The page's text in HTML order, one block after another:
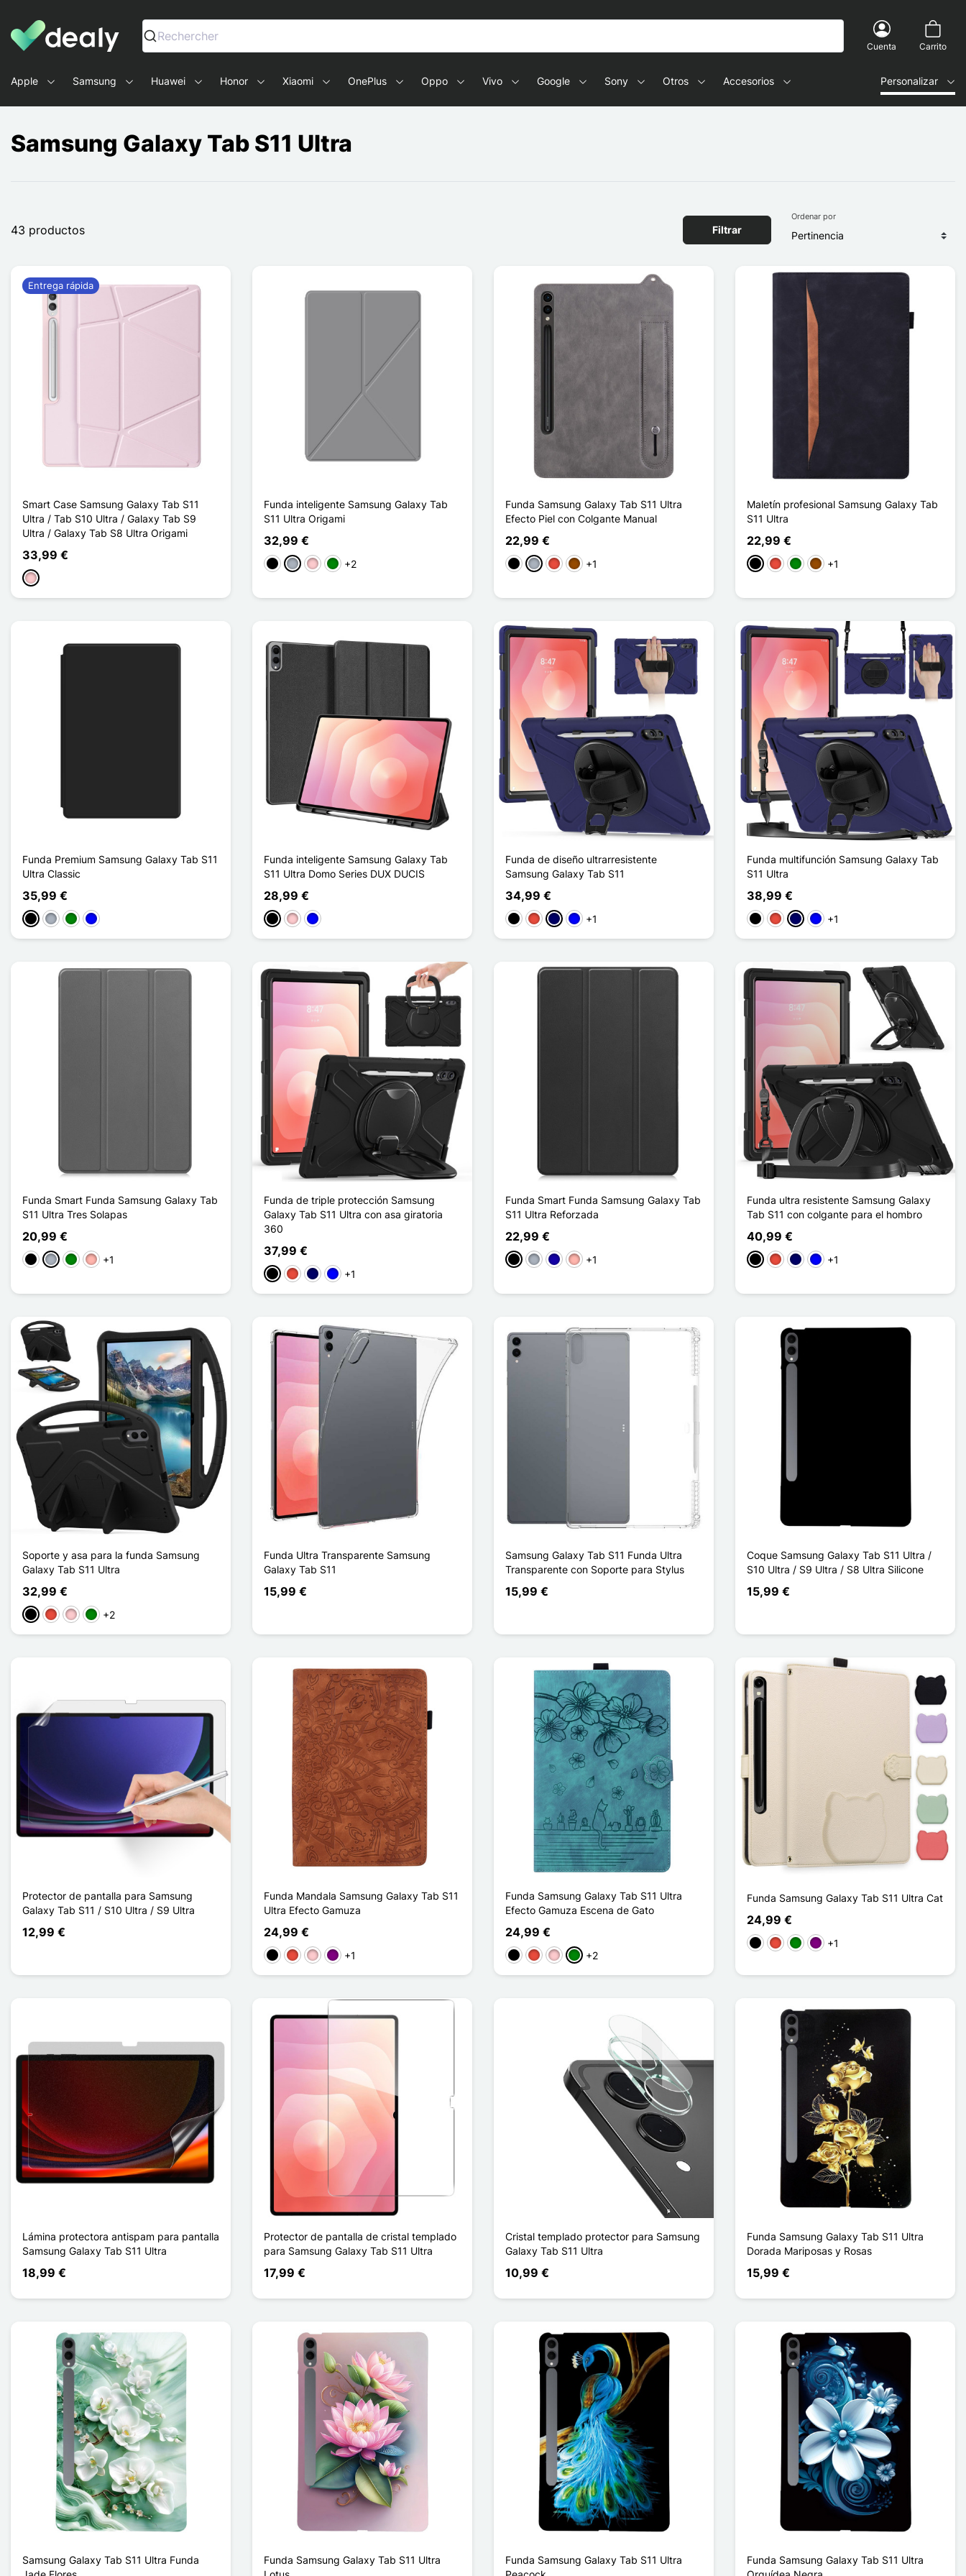
Dealy - Fundas y accesorios para smartphones y tablets
Rechercher
Cuenta Carrito
Apple Samsung Huawei Honor Xiaomi OnePlus Oppo Vivo Google Sony Otros Accesorios Personalizar
Samsung Galaxy Tab S11 Ultra
43 productos Filtrar
Ordenar por
Smart Case Samsung Galaxy Tab S11
Ultra / Tab S10 Ultra / Galaxy Tab S9
Ultra / Galaxy Tab S8 Ultra Origami
33,99 €
Rosa
Entrega rápida
Funda inteligente Samsung Galaxy Tab
S11 Ultra Origami
32,99 €
Negro
Gris RosaVerde
+2
Funda Samsung Galaxy Tab S11 Ultra
Efecto Piel con Colgante Manual
22,99 €
Negro
Gris RojoMarrón
+1
Maletín profesional Samsung Galaxy Tab
S11 Ultra
22,99 €
NegroRojoVerdeMarrón
+1
Funda Premium Samsung Galaxy Tab S11
Ultra Classic
35,99 €
NegroGris VerdeAzul
Funda inteligente Samsung Galaxy Tab
S11 Ultra Domo Series DUX DUCIS
28,99 €
NegroRosaAzul
Funda de diseño ultrarresistente
Samsung Galaxy Tab S11
34,99 €
NegroRojoAzul marino
Azul+1
Funda multifunción Samsung Galaxy Tab
S11 Ultra
38,99 €
NegroRojoAzul marino
Azul+1
Funda Smart Funda Samsung Galaxy Tab
S11 Ultra Tres Solapas
20,99 €
Negro
Gris VerdeOro rosa
+1
Funda de triple protección Samsung
Galaxy Tab S11 Ultra con asa giratoria
360
37,99 €
NegroRojoAzul marino
Azul+1
Funda Smart Funda Samsung Galaxy Tab
S11 Ultra Reforzada
22,99 €
NegroGris Azul oscuro
Oro rosa
+1
Funda ultra resistente Samsung Galaxy
Tab S11 con colgante para el hombro
40,99 €
NegroRojoAzul marino
Azul+1
Soporte y asa para la funda Samsung
Galaxy Tab S11 Ultra
32,99 €
NegroRojoRosaVerde
+2
Funda Ultra Transparente Samsung
Galaxy Tab S11
15,99 €
Samsung Galaxy Tab S11 Funda Ultra
Transparente con Soporte para Stylus
15,99 €
Coque Samsung Galaxy Tab S11 Ultra /
S10 Ultra / S9 Ultra / S8 Ultra Silicone
15,99 €
Protector de pantalla para Samsung
Galaxy Tab S11 / S10 Ultra / S9 Ultra
12,99 €
Funda Mandala Samsung Galaxy Tab S11
Ultra Efecto Gamuza
24,99 €
NegroRojoRosaPúrpura
+1
Funda Samsung Galaxy Tab S11 Ultra
Efecto Gamuza Escena de Gato
24,99 €
NegroRojoRosaVerde
+2
Funda Samsung Galaxy Tab S11 Ultra Cat
24,99 €
NegroRojoVerdePúrpura
+1
Lámina protectora antispam para pantalla
Samsung Galaxy Tab S11 Ultra
18,99 €
Protector de pantalla de cristal templado
para Samsung Galaxy Tab S11 Ultra
17,99 €
Cristal templado protector para Samsung
Galaxy Tab S11 Ultra
10,99 €
Funda Samsung Galaxy Tab S11 Ultra
Dorada Mariposas y Rosas
15,99 €
Samsung Galaxy Tab S11 Ultra Funda
Funda Samsung Galaxy Tab S11 Ultra
Funda Samsung Galaxy Tab S11 Ultra
Funda Samsung Galaxy Tab S11 Ultra